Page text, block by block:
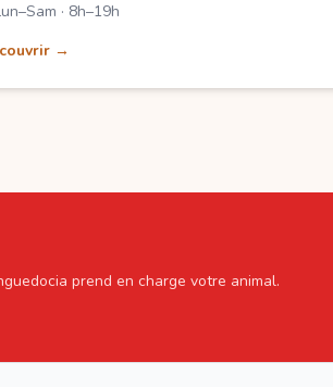
· 8h–19h
→
prend en charge votre animal.